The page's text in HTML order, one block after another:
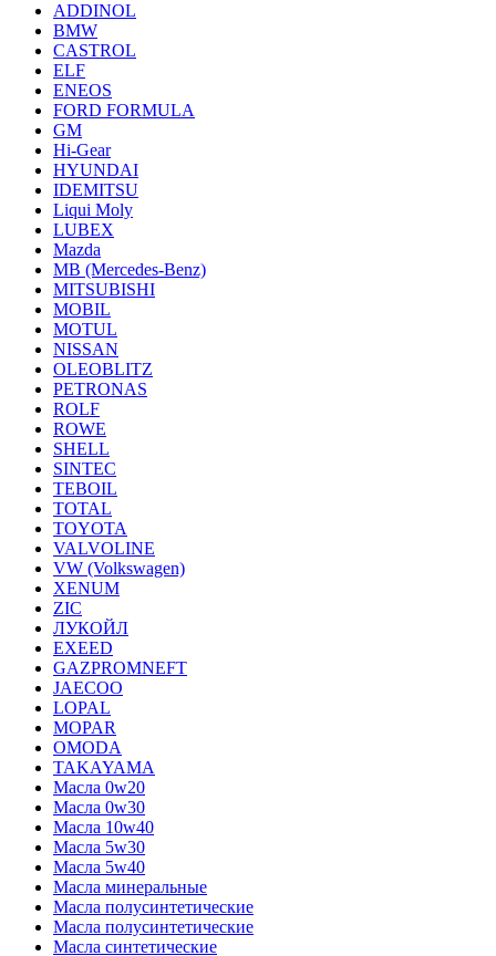
ADDINOL
BMW
CASTROL
ELF
ENEOS
FORD FORMULA
GM
Hi-Gear
HYUNDAI
IDEMITSU
Liqui Moly
LUBEX
Mazda
MB (Mercedes-Вenz)
MITSUBISHI
MOBIL
MOTUL
NISSAN
OLEOBLITZ
PETRONAS
ROLF
ROWE
SHELL
SINTEC
TEBOIL
TOTAL
TOYOTA
VALVOLINE
VW (Volkswagen)
XENUM
ZIC
ЛУКОЙЛ
EXEED
GAZPROMNEFT
JAECOO
LOPAL
MOPAR
OMODA
TAKAYAMA
Масла 0w20
Масла 0w30
Масла 10w40
Масла 5w30
Масла 5w40
Масла минеральные
Масла полусинтетические
Масла полусинтетические
Масла синтетические